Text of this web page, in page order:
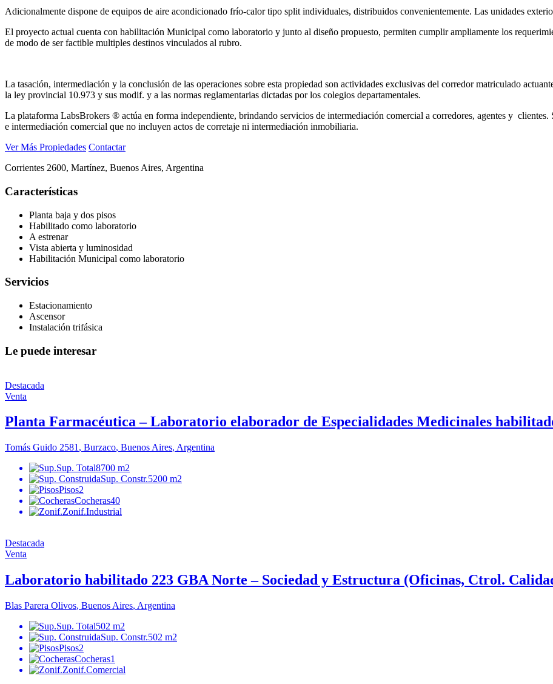
Adicionalmente dispone de equipos de aire acondicionado frío-calor tipo split individuales, distribuidos convenientemente. Las unidades
El proyecto actual cuenta con habilitación Municipal como laboratorio y junto al diseño propuesto, permiten cumplir ampliamente los
de modo de ser factible multiples destinos vinculados al rubro.
La tasación, intermediación y la conclusión de las operaciones sobre esta propiedad son actividades exclusivas del corredor matriculado
la ley provincial 10.973 y sus modif. y a las normas reglamentarias dictadas por los colegios departamentales.
La plataforma LabsBrokers ® actúa en forma independiente, brindando servicios de intermediación comercial a corredores, agentes y
e intermediación comercial que no incluyen actos de corretaje ni intermediación inmobiliaria.
Ver Más Propiedades Contactar
Corrientes 2600, Martínez, Buenos Aires, Argentina
Características
Planta baja y dos pisos
Habilitado como laboratorio
A estrenar
Vista abierta y luminosidad
Habilitación Municipal como laboratorio
Servicios
Estacionamiento
Ascensor
Instalación trifásica
Le puede interesar
Destacada
Venta
Planta Farmacéutica – Laboratorio elaborador de Especialidades Medicinales
Tomás Guido 2581 , Burzaco, Buenos Aires, Argentina
Sup. Total8700 m2
Sup. Constr.5200 m2
Pisos2
Cocheras40
Zonif.Industrial
Destacada
Venta
Laboratorio habilitado 223 GBA Norte – Sociedad y Estructura (Oficinas, Ctrol.
Blas Parera Olivos, Buenos Aires, Argentina
Sup. Total502 m2
Sup. Constr.502 m2
Pisos2
Cocheras1
Zonif.Comercial